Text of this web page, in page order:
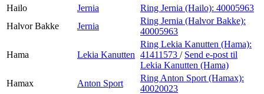
Hailo
Jernia Ring Jernia (Hailo): 40005963
Halvor Bakke
Jernia
Ring Jernia (Halvor Bakke):
40005963
Hama Lekia Kanutten
Ring Lekia Kanutten (Hama):
41411573 / Send e-post til
Lekia Kanutten (Hama)
Hamax
Anton Sport
Ring Anton Sport (Hamax):
40020023